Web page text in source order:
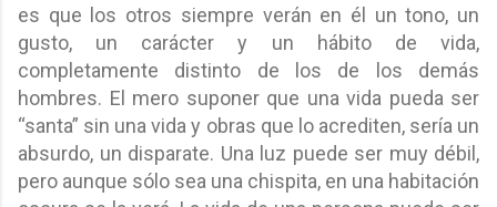
es que los otros siempre verán en él un tono, un
gusto, un carácter y un hábito de vida,
completamente distinto de los de los demás
hombres. El mero suponer que una vida pueda ser
“santa” sin una vida y obras que lo acrediten, sería un
absurdo, un disparate. Una luz puede ser muy débil,
pero aunque sólo sea una chispita, en una habitación